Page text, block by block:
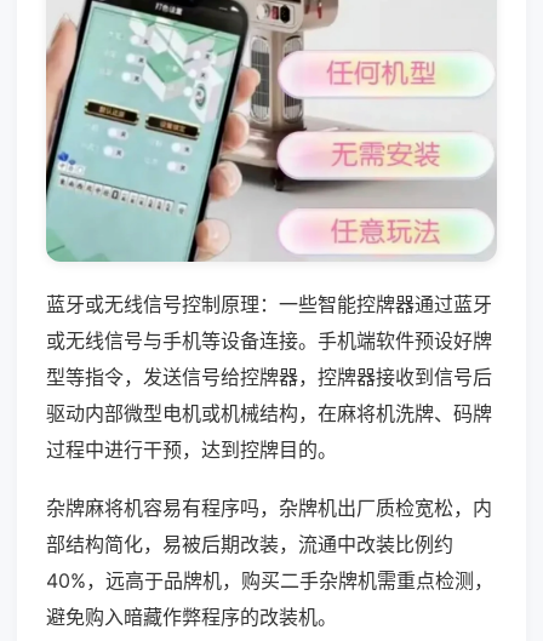
蓝牙或无线信号控制原理：一些智能控牌器通过蓝牙
或无线信号与手机等设备连接。手机端软件预设好牌
型等指令，发送信号给控牌器，控牌器接收到信号后
驱动内部微型电机或机械结构，在麻将机洗牌、码牌
过程中进行干预，达到控牌目的。
杂牌麻将机容易有程序吗，杂牌机出厂质检宽松，内
部结构简化，易被后期改装，流通中改装比例约
40%，远高于品牌机，购买二手杂牌机需重点检测，
避免购入暗藏作弊程序的改装机。